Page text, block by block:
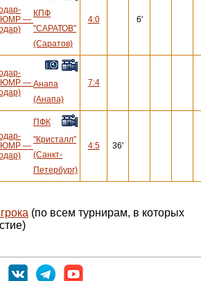
ЮМР —
КПФ
"САРАТОВ"
(Саратов)
4:0 6'
ЮМР — Анапа
(Анапа)
7:4
ЮМР —
ПФК
"Кристалл"
(Санкт-
Петербург)
4:5 36'
(по всем турнирам, в которых